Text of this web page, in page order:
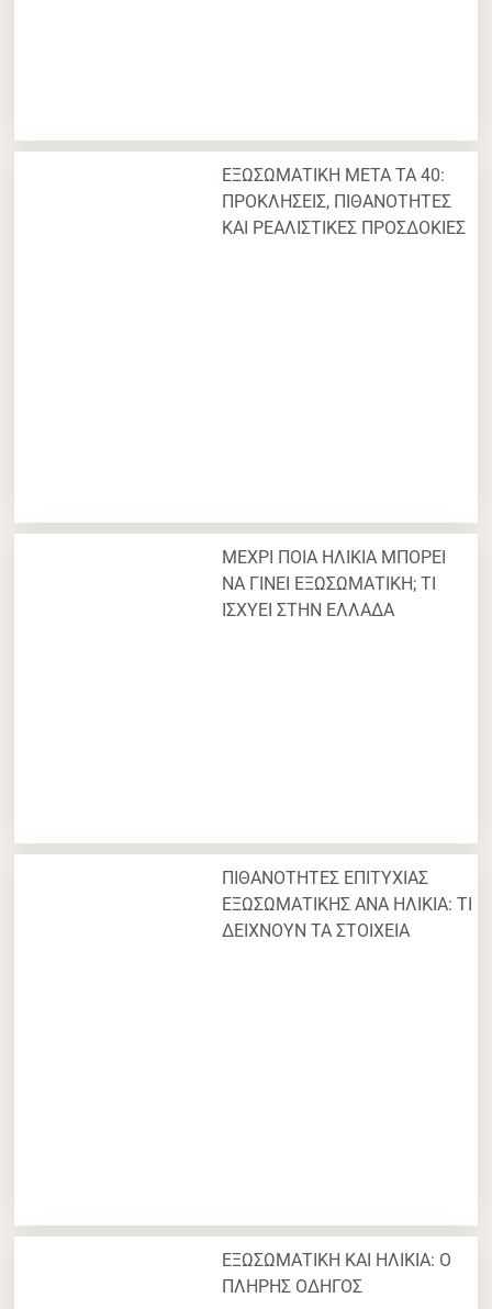
ΕΞΩΣΩΜΑΤΙΚΗ ΜΕΤΑ ΤΑ 40:
ΠΡΟΚΛΗΣΕΙΣ, ΠΙΘΑΝΟΤΗΤΕΣ
ΚΑΙ ΡΕΑΛΙΣΤΙΚΕΣ ΠΡΟΣΔΟΚΙΕΣ
ΜΕΧΡΙ ΠΟΙΑ ΗΛΙΚΙΑ ΜΠΟΡΕΙ
ΝΑ ΓΙΝΕΙ ΕΞΩΣΩΜΑΤΙΚΗ; ΤΙ
ΙΣΧΥΕΙ ΣΤΗΝ ΕΛΛΑΔΑ
ΠΙΘΑΝΟΤΗΤΕΣ ΕΠΙΤΥΧΙΑΣ
ΕΞΩΣΩΜΑΤΙΚΗΣ ΑΝΑ ΗΛΙΚΙΑ: ΤΙ
ΔΕΙΧΝΟΥΝ ΤΑ ΣΤΟΙΧΕΙΑ
ΕΞΩΣΩΜΑΤΙΚΗ ΚΑΙ ΗΛΙΚΙΑ: Ο
ΠΛΗΡΗΣ ΟΔΗΓΟΣ